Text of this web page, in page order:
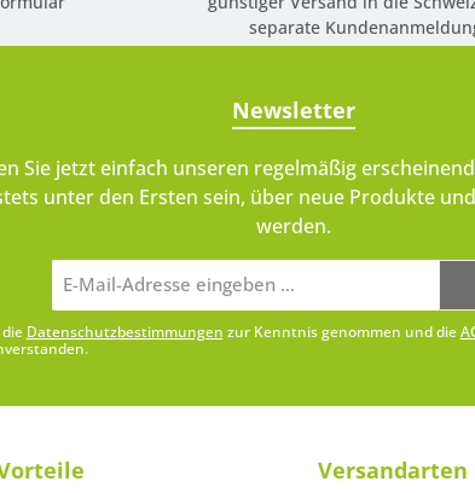
separate
Newsletter
Sie jetzt einfach unseren regelmäßig
unter den Ersten sein, über neue Produkte
werden.
Mail-
Adresse*
Datenschutzbestimmungen zur Kenntnis genommen und die
Versandarten